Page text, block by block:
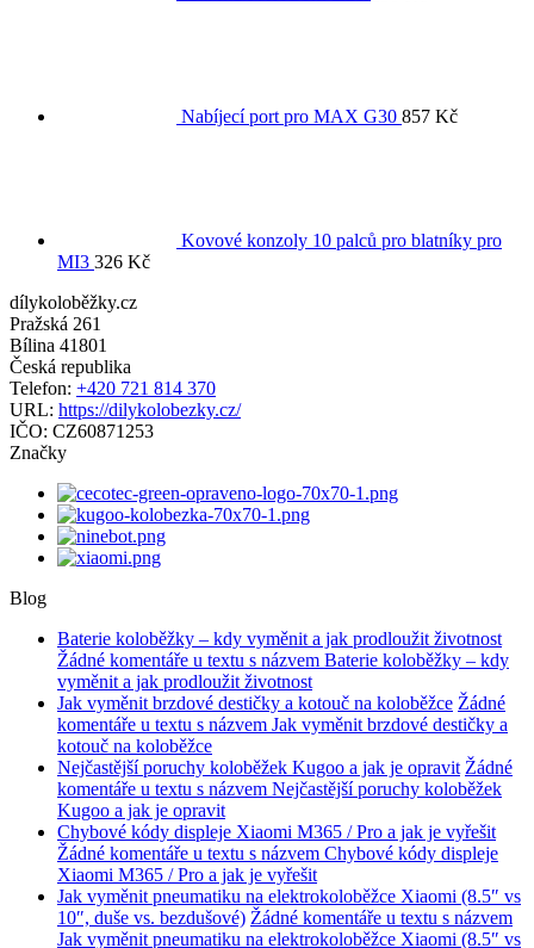
Nabíjecí port pro MAX G30 857 Kč
Kovové konzoly 10 palců pro blatníky pro
MI3 326 Kč
dílykoloběžky.cz
Pražská 261
Bílina 41801
Česká republika
Telefon: +420 721 814 370
URL: https://dilykolobezky.cz/
IČO: CZ60871253
Značky
Blog
Baterie koloběžky – kdy vyměnit a jak prodloužit životnost
Žádné komentáře u textu s názvem Baterie koloběžky – kdy
vyměnit a jak prodloužit životnost
Jak vyměnit brzdové destičky a kotouč na koloběžce Žádné
komentáře u textu s názvem Jak vyměnit brzdové destičky a
kotouč na koloběžce
Nejčastější poruchy koloběžek Kugoo a jak je opravit Žádné
komentáře u textu s názvem Nejčastější poruchy koloběžek
Kugoo a jak je opravit
Chybové kódy displeje Xiaomi M365 / Pro a jak je vyřešit
Žádné komentáře u textu s názvem Chybové kódy displeje
Xiaomi M365 / Pro a jak je vyřešit
Jak vyměnit pneumatiku na elektrokoloběžce Xiaomi (8.5″ vs
10″, duše vs. bezdušové) Žádné komentáře u textu s názvem
Jak vyměnit pneumatiku na elektrokoloběžce Xiaomi (8.5″ vs